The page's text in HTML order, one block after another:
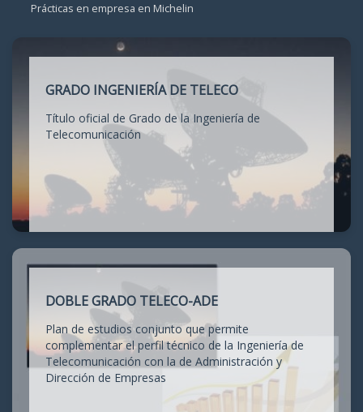
Prácticas en empresa en Michelin
GRADO INGENIERÍA DE TELECO
Título oficial de Grado de la Ingeniería de
Telecomunicación
DOBLE GRADO TELECO-ADE
Plan de estudios conjunto que permite
complementar el perfil técnico de la Ingeniería de
Telecomunicación con la de Administración y
Dirección de Empresas